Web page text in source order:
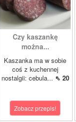
Czy kaszankę
można...
Kaszanka ma w sobie
coś z kuchennej
nostalgii: cebula... ⇖ 20
Zobacz przepis!